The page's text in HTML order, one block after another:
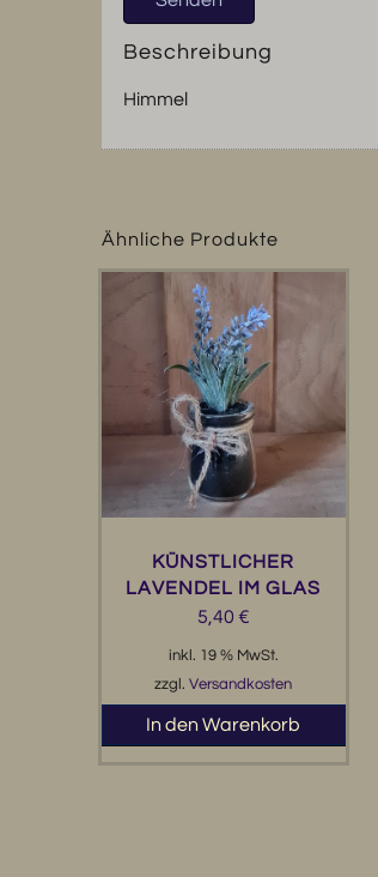
Beschreibung
Himmel
Ähnliche Produkte
KÜNSTLICHER
LAVENDEL IM GLAS
5,40 €
inkl. 19 % MwSt.
zzgl.Versandkosten
In den Warenkorb